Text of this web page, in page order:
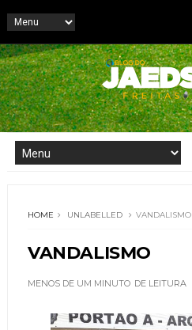
HOME UNLABELLED VANDALISMO
VANDALISMO
MENOS DE UM MINUTO DE LEITURA